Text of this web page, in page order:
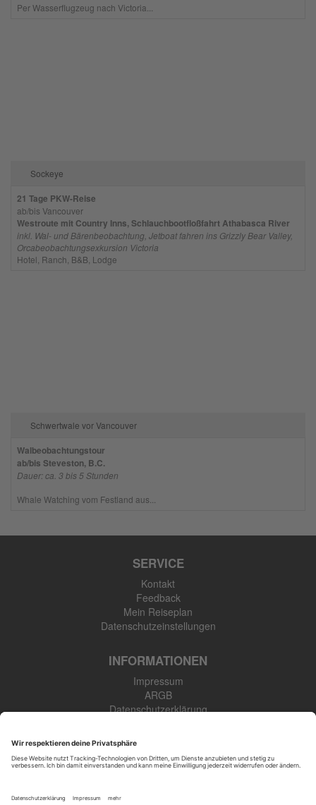
Per Wasserflugzeug nach Victoria...
Sockeye
21 Tage PKW-Reise
ab/bis Vancouver
Westroute mit Country Inns, Schlauchbootfloßfahrt Athabasca River
inkl. Wal- und Bärenbeobachtung, Jetboat fahren ins Grizzly Bear Valley,
Orcabeobachtungsexkursion Victoria
Hotel, Ranch, B&B, Lodge
Schwertwale vor Vancouver
Walbeobachtungstour
ab/bis Steveston, B.C.
Dauer: ca. 3 bis 5 Stunden
Whale Watching vom Festland aus...
SERVICE
Kontakt
Feedback
Mein Reiseplan
Datenschutzeinstellungen
INFORMATIONEN
Impressum
ARGB
Datenschutzerklärung
48308 Senden-Bösensell